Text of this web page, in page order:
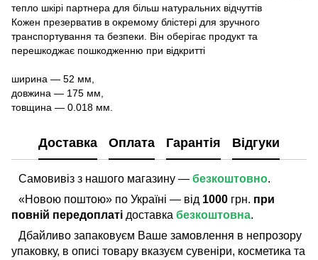
тепло шкірі партнера для більш натуральних відчуттів
Кожен презерватив в окремому блістері для зручного
транспортування та безпеки. Він оберігає продукт та
перешкоджає пошкодженню при відкритті
ширина — 52 мм,
довжина — 175 мм,
товщина — 0.018 мм.
Доставка Оплата Гарантія Відгуки
Самовивіз з нашого магазину — безкоштовно.
«Новою поштою» по Україні — від 1000 грн. при
повній передоплаті доставка безкоштовна.
Дбайливо запаковуєм Ваше замовлення в непрозору
упаковку, в описі товару вказуєм сувеніри, косметика та